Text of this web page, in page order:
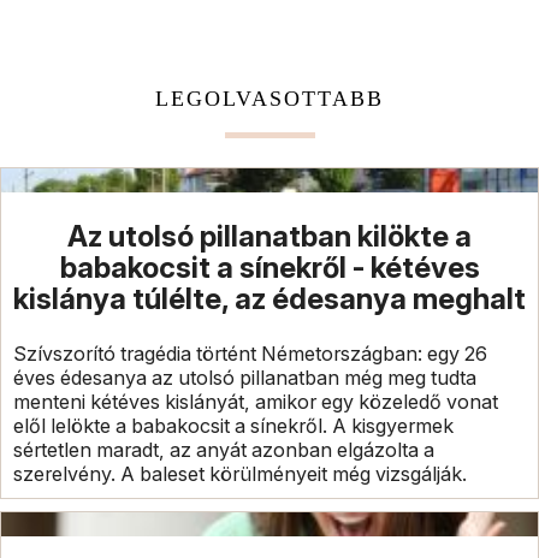
LEGOLVASOTTABB
Az utolsó pillanatban kilökte a
babakocsit a sínekről - kétéves
kislánya túlélte, az édesanya meghalt
Szívszorító tragédia történt Németországban: egy 26
éves édesanya az utolsó pillanatban még meg tudta
menteni kétéves kislányát, amikor egy közeledő vonat
elől lelökte a babakocsit a sínekről. A kisgyermek
sértetlen maradt, az anyát azonban elgázolta a
szerelvény. A baleset körülményeit még vizsgálják.